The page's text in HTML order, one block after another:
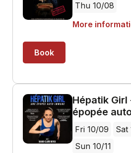
Thu 10/08
More
Book
Hépatik Girl
épopée
Fri 10/09
Sat
Sun 10/11